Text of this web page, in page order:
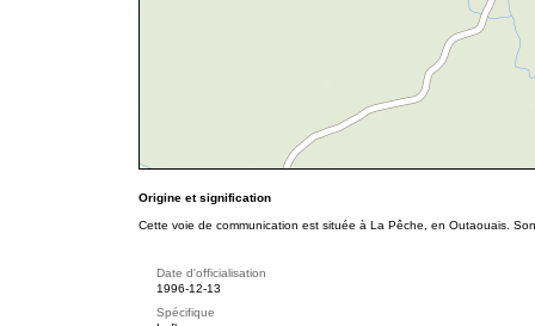
Origine et signification
Cette voie de communication est située à La Pêche, en Outaouais.
Date d'officialisation
1996-12-13
Spécifique